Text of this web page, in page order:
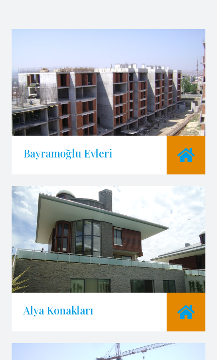
Bayramoğlu Evleri
Alya Konakları